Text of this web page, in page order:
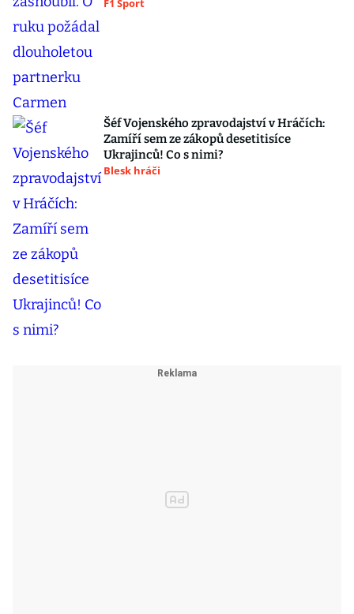
F1 Sport
Šéf Vojenského zpravodajství v Hráčích:
Zamíří sem ze zákopů desetitisíce
Ukrajinců! Co s nimi?
Blesk hráči